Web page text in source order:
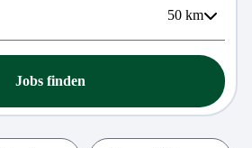
50 km
Jobs finden